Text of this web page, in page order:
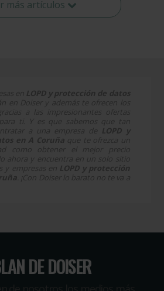
más artículos
DE DOISER